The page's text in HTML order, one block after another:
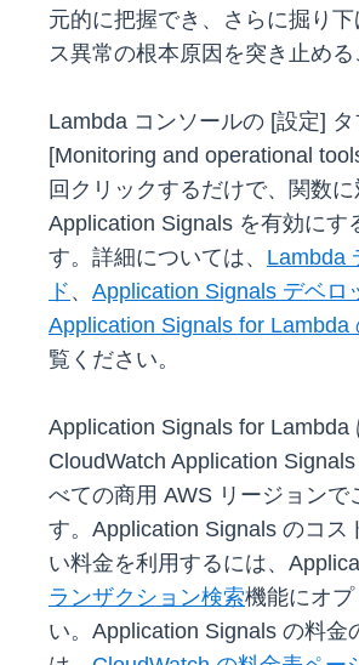
元的に把握でき、さらに掘り
ス異常の根本原因を突き止める
Lambda コンソールの [設定] タ
[Monitoring and operational
回クリックするだけで、関数に
Application Signals を有効にす
す。詳細については、 Lambda
ド 、 Application Signals デベロ
Application Signals for Lambda
覧ください。
Application Signals for Lambda
CloudWatch Application
べての商用 AWS リージョンで
す。Application Signals のコス
い料金を利用するには、
ランザクション検索機能にオプ
い。Application Signals の料金